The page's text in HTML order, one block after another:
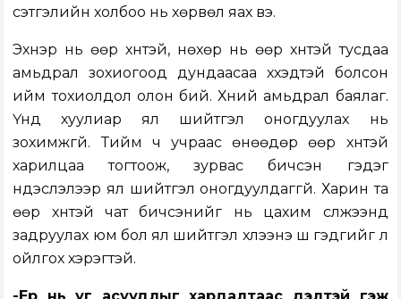
сэтгэлийн холбоо нь хөрвөл яах вэ.
Эхнэр нь өөр хүнтэй, нөхөр нь өөр хүнтэй тусдаа
амьдрал зохиогоод дундаасаа хүүхэдтэй болсон
ийм тохиолдол олон бий. Хүний амьдрал баялаг.
Үүнд хуулиар ял шийтгэл оногдуулах нь
зохимжгүй. Тийм ч учраас өнөөдөр өөр хүнтэй
харилцаа тогтоож, зурвас бичсэн гэдэг
үндэслэлээр ял шийтгэл оногдуулдаггүй. Харин та
өөр хүнтэй чат бичсэнийг нь цахим сүлжээнд
задруулах юм бол ял шийтгэл хүлээнэ шүү гэдгийг л
ойлгох хэрэгтэй.